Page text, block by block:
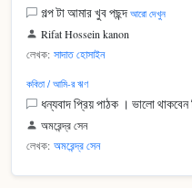
গল্প টা আমার খুব পছন্দ আরো দেখুন
Rifat Hossein kanon
লেখক: সাদাত হোসাইন
কবিতা / আমি-র ঋণ
ধন্যবাদ প্রিয় পাঠক । ভালো
অমরেন্দ্র সেন
লেখক: অমরেন্দ্র সেন